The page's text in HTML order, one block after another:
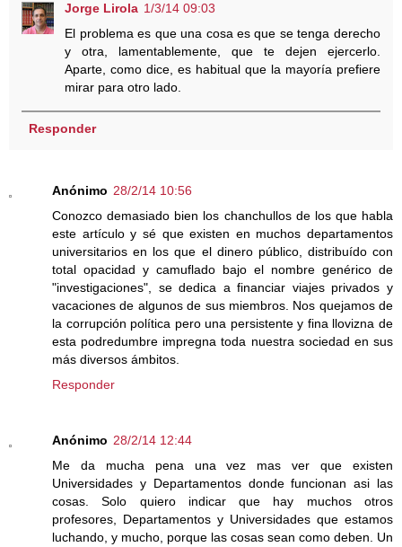
Jorge Lirola 1/3/14 09:03
El problema es que una cosa es que se tenga derecho
y otra, lamentablemente, que te dejen ejercerlo.
Aparte, como dice, es habitual que la mayoría prefiere
mirar para otro lado.
Responder
Anónimo 28/2/14 10:56
Conozco demasiado bien los chanchullos de los que habla
este artículo y sé que existen en muchos departamentos
universitarios en los que el dinero público, distribuído con
total opacidad y camuflado bajo el nombre genérico de
"investigaciones", se dedica a financiar viajes privados y
vacaciones de algunos de sus miembros. Nos quejamos de
la corrupción política pero una persistente y fina llovizna de
esta podredumbre impregna toda nuestra sociedad en sus
más diversos ámbitos.
Responder
Anónimo 28/2/14 12:44
Me da mucha pena una vez mas ver que existen
Universidades y Departamentos donde funcionan asi las
cosas. Solo quiero indicar que hay muchos otros
profesores, Departamentos y Universidades que estamos
luchando, y mucho, porque las cosas sean como deben. Un